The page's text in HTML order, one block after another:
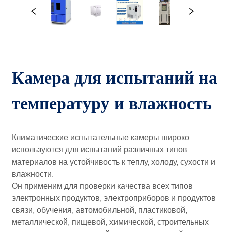
Камера для испытаний на
температуру и влажность